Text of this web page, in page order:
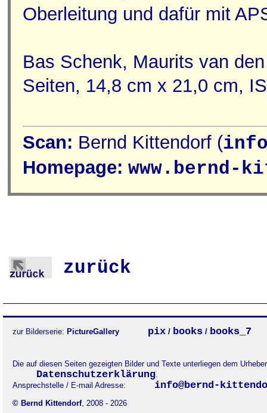
Oberleitung und dafür mit
Bas Schenk, Maurits van
Seiten, 14,8 cm x 21,0 cm,
Scan: Bernd Kittendorf (
Homepage: www.bernd-
zurück
zur Bilderserie: PictureGallery pix / books / books_7
Die auf diesen Seiten gezeigten Bilder und Texte unterliegen dem
Datenschutzerklärung.
Ansprechstelle / E-mail Adresse:
info@bernd-
© Bernd Kittendorf, 2008 - 2026